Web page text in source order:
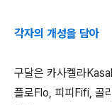
각자의 개성을 담아
구달은 카사켈라
플로Flo, 피피Fifi, 골